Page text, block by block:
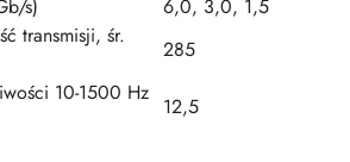
s)
6,0, 3,0, 1,5
transmisji, śr.
285
10-1500 Hz
12,5